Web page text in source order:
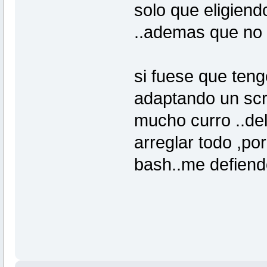
solo que
..ademas que
si fuese que
adaptando un
mucho curro
arreglar todo
bash..me